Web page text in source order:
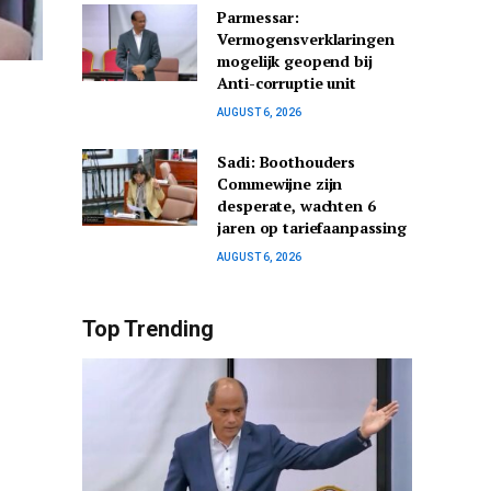
Parmessar:
Vermogensverklaringen
mogelijk geopend bij
Anti-corruptie unit
AUGUST 6, 2026
Sadi: Boothouders
Commewijne zijn
desperate, wachten 6
jaren op tariefaanpassing
AUGUST 6, 2026
Top Trending